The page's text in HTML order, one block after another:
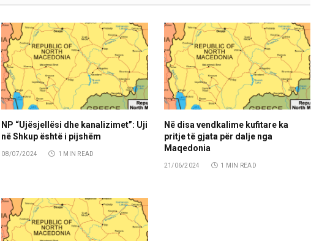
NP “Ujësjellësi dhe kanalizimet”: Uji
në Shkup është i pijshëm
08/07/2024 1 MIN READ
Në disa vendkalime kufitare ka
pritje të gjata për dalje nga
Maqedonia
21/06/2024 1 MIN READ